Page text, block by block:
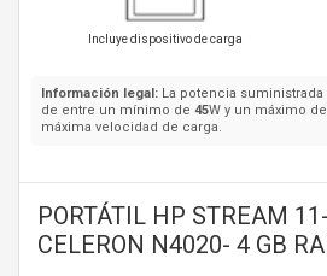
Incluye dispositivo de carga
Información legal: La potencia
de entre un mínimo de 45W y un máximo de
máxima velocidad de carga.
PORTÁTIL HP STREAM
CELERON N4020- 4 GB